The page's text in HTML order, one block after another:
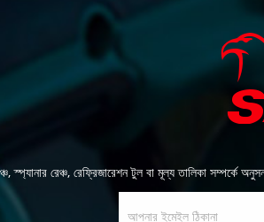
স্প্যানার রেঞ্চ, রেফ্রিজারেশন টুল বা মূল্য তালিকা সম্পর্কে